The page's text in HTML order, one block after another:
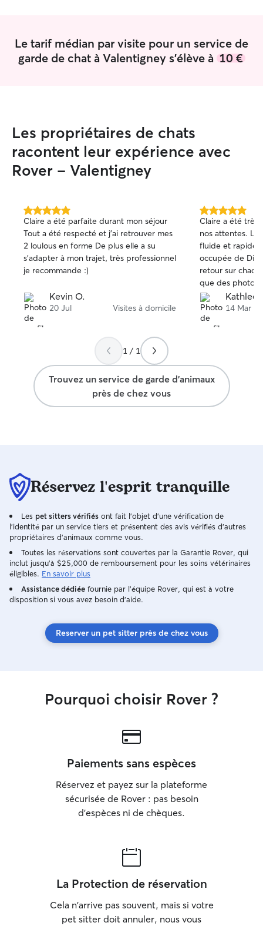
Le tarif médian par visite pour un service de
garde de chat à Valentigney s'élève à 10 €
Les propriétaires de chats
racontent leur expérience avec
Rover - Valentigney
5.0 étoile(s)
sur
5
Claire a été parfaite durant mon séjour
Tout a été respecté et j’ai retrouver mes
2 loulous en forme De plus elle a su
s’adapter à mon trajet, très professionnel
je recommande :)
Kevin O.
20 Jul Visites à domicile
5.0 étoile(s)
sur
5
Claire a été très
nos attentes. La
fluide et rapide.
occupée de
retour sur
que des photos.
ses services
Merci beaucoup
14 Mar
1 / 1
Trouvez un service de garde d'animaux
près de chez vous
Réservez l'esprit tranquille
Les pet sitters vérifiés ont fait l'objet d'une vérification de
l'identité par un service tiers et présentent des avis vérifiés d'autres
propriétaires d'animaux comme vous.
Toutes les réservations sont couvertes par la Garantie Rover, qui
inclut jusqu'à $25,000 de remboursement pour les soins vétérinaires
éligibles. En savoir plus
Assistance dédiée fournie par l'équipe Rover, qui est à votre
disposition si vous avez besoin d'aide.
Reserver un pet sitter près de chez vous
Pourquoi choisir Rover ?
Paiements sans espèces
Réservez et payez sur la plateforme
sécurisée de Rover : pas besoin
d'espèces ni de chèques.
La Protection de réservation
Cela n'arrive pas souvent, mais si votre
pet sitter doit annuler, nous vous